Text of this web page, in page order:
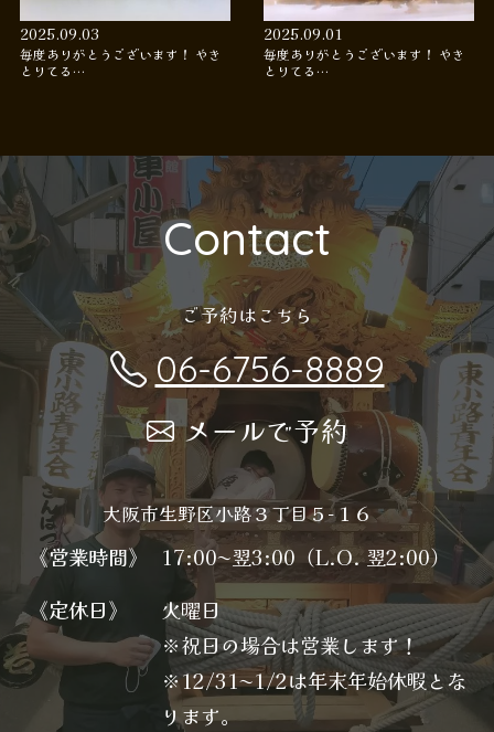
2025.09.03
毎度ありがとうございます！ やき
とりてる…
2025.09.01
毎度ありがとうございます！ やき
とりてる…
Contact
ご予約はこちら
06-6756-8889
メールで予約
大阪市生野区小路３丁目５−１６
《営業時間》
17:00〜翌3:00（L.O. 翌2:00）
《定休日》
火曜日
※祝日の場合は営業します！
※12/31〜1/2は年末年始休暇とな
ります。